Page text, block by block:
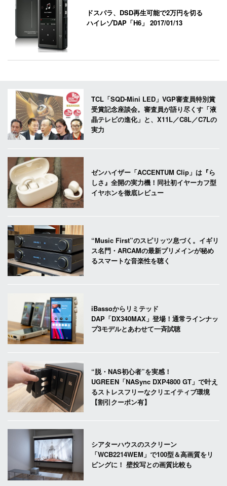
ドスパラ、DSD再生可能で2万円を切る
ハイレゾDAP「H6」2017/01/13
TCL「SQD-Mini LED」VGP審査員特別賞
受賞記念座談会。審査員が語り尽くす「液
晶テレビの進化」と、X11L／C8L／C7Lの
実力
ゼンハイザー「ACCENTUM Clip」は『ら
しさ』全開の実力機！同社初イヤーカフ型
イヤホンを徹底レビュー
“Music First”のスピリッツ息づく。イギリ
ス名門・ARCAMの最新プリメインが秘め
るスマートな音楽性を聴く
iBassoからリミテッド
DAP「DX340MAX」登場！通常ラインナッ
プ3モデルとあわせて一斉試聴
“脱・NAS初心者”を実感！
UGREEN「NASync DXP4800 GT」で叶え
るストレスフリーなクリエイティブ環境
【割引クーポン有】
シアターハウスのスクリーン
「WCB2214WEM」で100型＆高画質をリ
ビングに！ 壁投写との画質比較も